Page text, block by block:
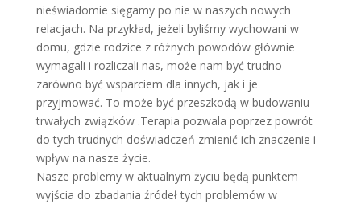
nieświadomie sięgamy po nie w naszych nowych
relacjach. Na przykład, jeżeli byliśmy wychowani w
domu, gdzie rodzice z różnych powodów głównie
wymagali i rozliczali nas, może nam być trudno
zarówno być wsparciem dla innych, jak i je
przyjmować. To może być przeszkodą w budowaniu
trwałych związków .Terapia pozwala poprzez powrót
do tych trudnych doświadczeń zmienić ich znaczenie i
wpływ na nasze życie.
Nasze problemy w aktualnym życiu będą punktem
wyjścia do zbadania źródeł tych problemów w